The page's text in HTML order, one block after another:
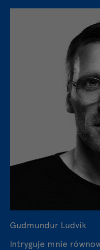
Gudmundur Ludvik
Intryguje mnie